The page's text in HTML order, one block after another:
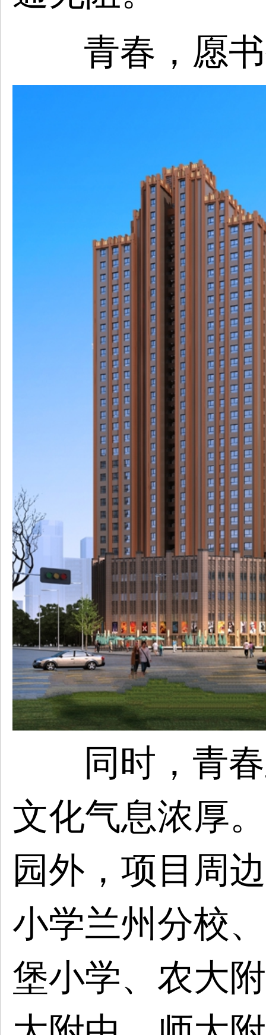
青春，愿
同时，青
文化气息浓厚
园外，项目周
小学兰州分校
堡小学、农大